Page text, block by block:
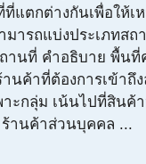
ที่แตกต่างกันเพื่อให้เ
ารถแบ่งประเภทสถ
ถานที่ คำอธิบาย พื้น
นค้าที่ต้องการเข้าถึ
ะกลุ่ม เน้นไปที่สินค้
ร้านค้าส่วนบุคคล ...